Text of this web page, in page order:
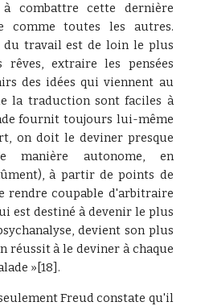
combattre cette dernière
comme toutes les autres.
du travail est de loin le plus
extraire les pensées
des idées qui viennent au
la traduction sont faciles à
fournit toujours lui-même
on doit le deviner presque
manière autonome, en
à partir de points de
rendre coupable d'arbitraire
est destiné à devenir le plus
devient son plus
réussit à le deviner à chaque
»[18].
Freud constate qu'il